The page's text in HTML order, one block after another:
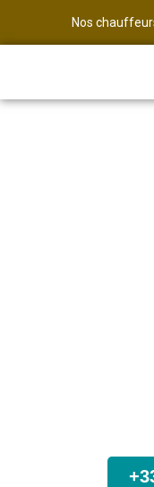
Nos